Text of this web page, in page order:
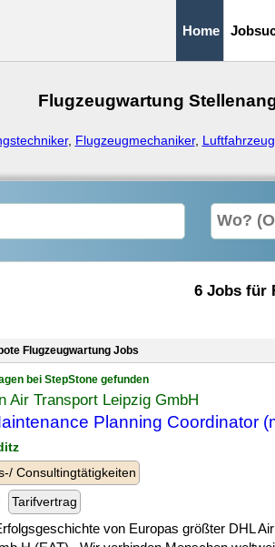
Home
Flugzeugwartung
, Flugzeugmechaniker,
6 Jobs für
Flugzeugwartung Jobs
bei StepStone gefunden
Air Transport Leipzig GmbH
Planning Coordinator
Consultingtätigkeiten
Tarifvertrag
von Europas größter DHL